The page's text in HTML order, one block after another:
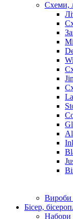
Схеми,
Вироби
Бісер,
Набори